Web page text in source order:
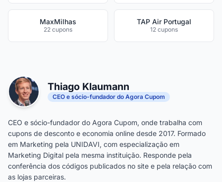
MaxMilhas
22 cupons
TAP Air Portugal
12 cupons
Thiago Klaumann
CEO e sócio-fundador do Agora Cupom
CEO e sócio-fundador do Agora Cupom, onde trabalha com
cupons de desconto e economia online desde 2017. Formado
em Marketing pela UNIDAVI, com especialização em
Marketing Digital pela mesma instituição. Responde pela
conferência dos códigos publicados no site e pela relação com
as lojas parceiras.